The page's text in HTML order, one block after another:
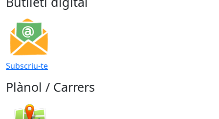
Subscriu-te
Plànol / Carrers